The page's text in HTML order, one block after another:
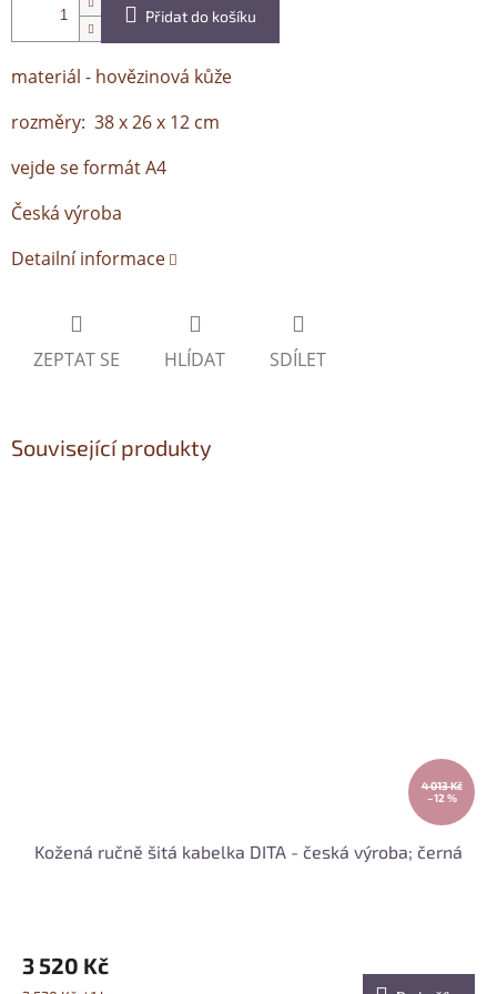
Přidat do košíku
materiál - hovězinová kůže
rozměry: 38 x 26 x 12 cm
vejde se formát A4
Česká výroba
Detailní informace
ZEPTAT SE HLÍDAT SDÍLET
Související produkty
4 013 Kč
–12 %
Kožená ručně šitá kabelka DITA - česká výroba; černá
3 520 Kč